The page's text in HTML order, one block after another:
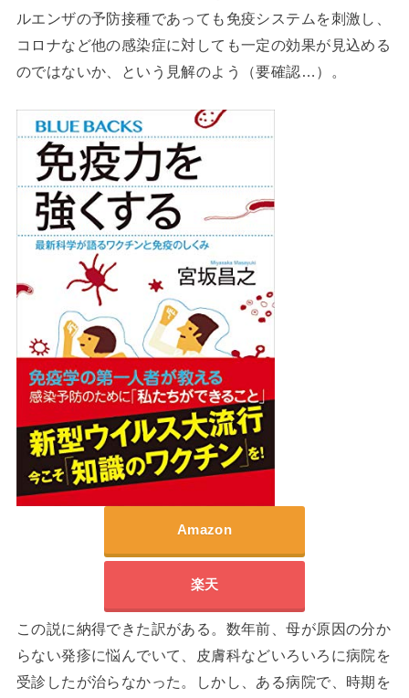
ルエンザの予防接種であっても免疫システムを刺激し、
コロナなど他の感染症に対しても一定の効果が見込める
のではないか、という見解のよう（要確認…）。
Amazon
楽天
この説に納得できた訳がある。数年前、母が原因の分か
らない発疹に悩んでいて、皮膚科などいろいろに病院を
受診したが治らなかった。しかし、ある病院で、時期を